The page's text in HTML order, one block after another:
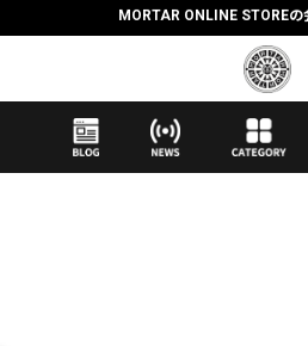
抽選応募時のクレジットカード決済
【応募前に必ずお読みください】抽
MORTAR ONLINE STORE